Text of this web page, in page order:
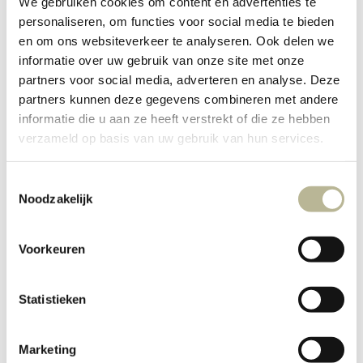
personaliseren, om functies voor social media te bieden
en om ons websiteverkeer te analyseren. Ook delen we
informatie over uw gebruik van onze site met onze
partners voor social media, adverteren en analyse. Deze
partners kunnen deze gegevens combineren met andere
informatie die u aan ze heeft verstrekt of die ze hebben
verzameld op basis van uw gebruik van hun services.
Noodzakelijk
Voorkeuren
Statistieken
Marketing
toilet
van tegelwerk en sanitair. De grote badkamer
heeft als eyecatcher de…
Hotel
badkamer